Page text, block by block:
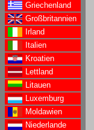
Griechenland
Großbritannien
Irland
Italien
Kroatien
Lettland
Litauen
Luxemburg
Moldawien
Niederlande